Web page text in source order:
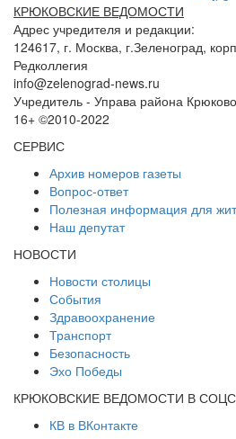
КРЮКОВСКИЕ ВЕДОМОСТИ
Адрес учредителя и редакции:
124617, г. Москва, г.Зеленоград,
Редколлегия
info@zelenograd-news.ru
Учредитель - Управа района
16+ ©2010-2022
СЕРВИС
Архив номеров газеты
Вопрос-ответ
Полезная информация для
Наш депутат
НОВОСТИ
Новости столицы
События
Здравоохранение
Транспорт
Безопасность
Эхо Победы
КРЮКОВСКИЕ ВЕДОМОСТИ В
КВ в ВКонтакте